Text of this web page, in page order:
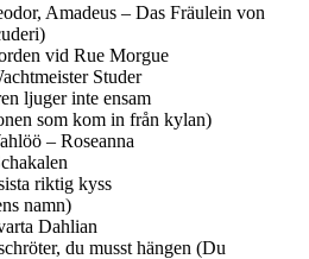
Amadeus – Das Fräulein von
vid Rue Morgue
Studer
ljuger inte ensam
som kom in från kylan)
– Roseanna
riktig kyss
namn)
Dahlian
du musst hängen (Du